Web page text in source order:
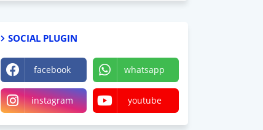
SOCIAL PLUGIN
facebook whatsapp
instagram youtube